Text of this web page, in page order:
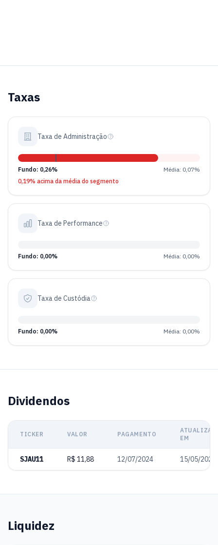
Taxas
Taxa de Administração
Fundo: 0,26%
Média: 0,07%
0,19% acima da média do segmento
Taxa de Performance
Fundo: 0,00% Média: 0,00%
Taxa de Custódia
Fundo: 0,00% Média: 0,00%
Dividendos
TICKER VALOR PAGAMENTO
EM
SJAU11 R$ 11,88 12/07/2024 15/05/2025
Liquidez